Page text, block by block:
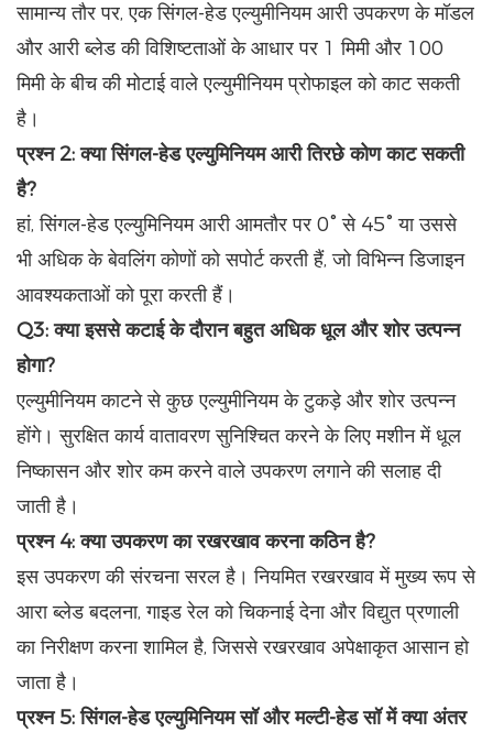
सामान्य तौर पर, एक सिंगल-हेड एल्युमीनियम आरी उपकरण के मॉडल
और आरी ब्लेड की विशिष्टताओं के आधार पर 1 मिमी और 100
मिमी के बीच की मोटाई वाले एल्युमीनियम प्रोफाइल को काट सकती
है।
प्रश्न 2: क्या सिंगल-हेड एल्युमिनियम आरी तिरछे कोण काट सकती
है?
हां, सिंगल-हेड एल्युमिनियम आरी आमतौर पर 0° से 45° या उससे
भी अधिक के बेवलिंग कोणों को सपोर्ट करती हैं, जो विभिन्न डिजाइन
आवश्यकताओं को पूरा करती हैं।
Q3: क्या इससे कटाई के दौरान बहुत अधिक धूल और शोर उत्पन्न
होगा?
एल्युमीनियम काटने से कुछ एल्युमीनियम के टुकड़े और शोर उत्पन्न
होंगे। सुरक्षित कार्य वातावरण सुनिश्चित करने के लिए मशीन में धूल
निष्कासन और शोर कम करने वाले उपकरण लगाने की सलाह दी
जाती है।
प्रश्न 4: क्या उपकरण का रखरखाव करना कठिन है?
इस उपकरण की संरचना सरल है। नियमित रखरखाव में मुख्य रूप से
आरा ब्लेड बदलना, गाइड रेल को चिकनाई देना और विद्युत प्रणाली
का निरीक्षण करना शामिल है, जिससे रखरखाव अपेक्षाकृत आसान हो
जाता है।
प्रश्न 5: सिंगल-हेड एल्युमिनियम सॉ और मल्टी-हेड सॉ में क्या अंतर